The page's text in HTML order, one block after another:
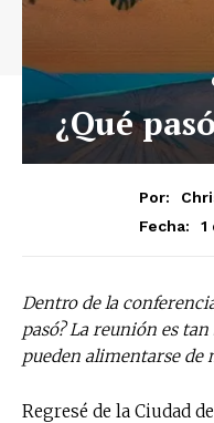
¿Qué
Por:
Fecha:
1
Dentro de la
pasó? La reunión es
pueden alimentarse de
Regresé de la Ciudad